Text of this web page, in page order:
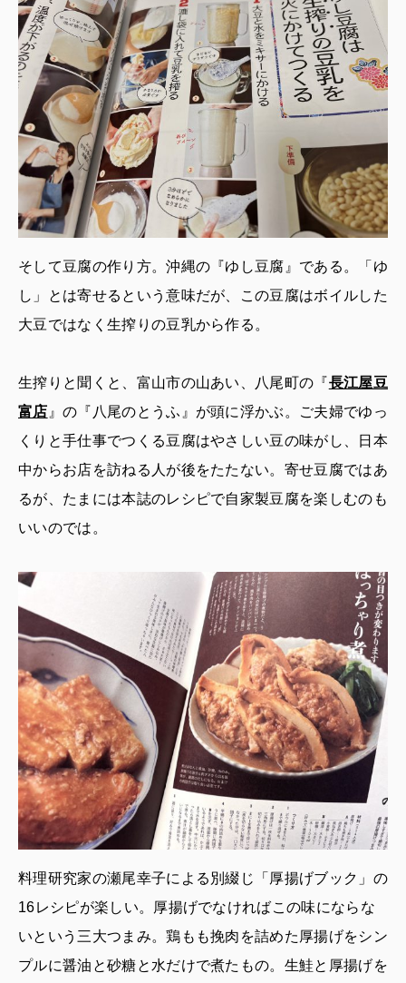
そして豆腐の作り方。沖縄の『ゆし豆腐』である。「ゆ
し」とは寄せるという意味だが、この豆腐はボイルした
大豆ではなく生搾りの豆乳から作る。
生搾りと聞くと、富山市の山あい、八尾町の『長江屋豆
富店 』の『八尾のとうふ』が頭に浮かぶ。ご夫婦でゆっ
くりと手仕事でつくる豆腐はやさしい豆の味がし、日本
中からお店を訪ねる人が後をたたない。寄せ豆腐ではあ
るが、たまには本誌のレシピで自家製豆腐を楽しむのも
いいのでは。
料理研究家の瀬尾幸子による別綴じ「厚揚げブック」の
16レシピが楽しい。厚揚げでなければこの味にならな
いという三大つまみ。鶏もも挽肉を詰めた厚揚げをシン
プルに醤油と砂糖と水だけで煮たもの。生鮭と厚揚げを